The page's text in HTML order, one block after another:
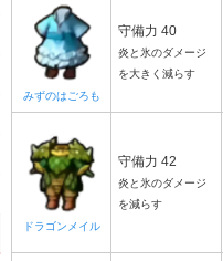
みずのはごろも
守備力 40
炎と氷のダメージ
を大きく減らす
ドラゴンメイル
守備力 42
炎と氷のダメージ
を減らす